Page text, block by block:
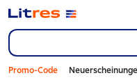
Promo-Code